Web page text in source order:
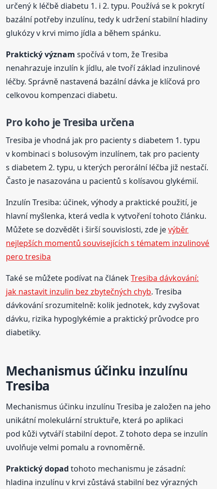
určený k léčbě diabetu 1. i 2. typu. Používá se k pokrytí
bazální potřeby inzulínu, tedy k udržení stabilní hladiny
glukózy v krvi mimo jídla a během spánku.
Praktický význam spočívá v tom, že Tresiba
nenahrazuje inzulín k jídlu, ale tvoří základ inzulinové
léčby. Správně nastavená bazální dávka je klíčová pro
celkovou kompenzaci diabetu.
Pro koho je Tresiba určena
Tresiba je vhodná jak pro pacienty s diabetem 1. typu
v kombinaci s bolusovým inzulínem, tak pro pacienty
s diabetem 2. typu, u kterých perorální léčba již nestačí.
Často je nasazována u pacientů s kolísavou glykémií.
Inzulín Tresiba: účinek, výhody a praktické použití, je
hlavní myšlenka, která vedla k vytvoření tohoto článku.
Můžete se dozvědět i širší souvislosti, zde jevýběr
nejlepších momentů souvisejících s tématem inzulinové
pero tresiba
Také se můžete podívat na článekTresiba dávkování:
jak nastavit inzulin bez zbytečných chyb. Tresiba
dávkování srozumitelně: kolik jednotek, kdy zvyšovat
dávku, rizika hypoglykémie a praktický průvodce pro
diabetiky.
Mechanismus účinku inzulínu
Tresiba
Mechanismus účinku inzulínu Tresiba je založen na jeho
unikátní molekulární struktuře, která po aplikaci
pod kůži vytváří stabilní depot. Z tohoto depa se inzulín
uvolňuje velmi pomalu a rovnoměrně.
Praktický dopad tohoto mechanismu je zásadní:
hladina inzulínu v krvi zůstává stabilní bez výrazných